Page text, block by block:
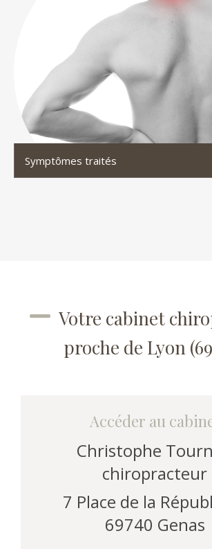
Symptômes traités
Votre cabinet
proche de Lyon
Accéder au
Christophe
chiropracteur
7 Place de la
69740 Genas